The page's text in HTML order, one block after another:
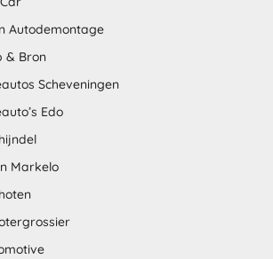
Autodemontage
& Bron
Scheveningen
Edo
Markelo